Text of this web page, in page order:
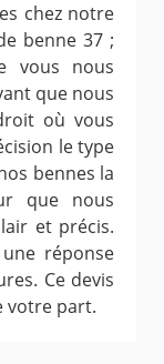
chez notre
benne 37 ;
vous nous
que nous
où vous
le type
bennes la
que nous
et précis.
réponse
Ce devis
votre part.